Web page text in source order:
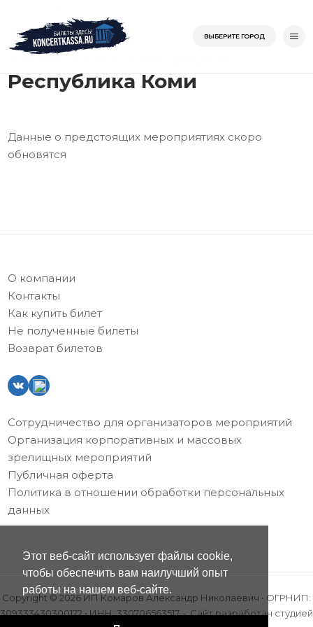
содержимому
Главная
ВЫБЕРИТЕ ГОРОД
Билеты на концерты:
Республика Коми
Данные о предстоящих мероприятиях скоро
обновятся
О компании
Контакты
Как купить билет
Не полученные билеты
Возврат билетов
Сотрудничество для организаторов мероприятий
Организация корпоративных и массовых
зрелищных мероприятий
Публичная оферта
Политика в отношении обработки персональных
данных
Copyright © 2026 ИП Комаров Александр Николаевич • ОГРНИП:
309333430300172 • ИНН: 330706563517
Сайт разработан студией
Этот веб-сайт использует файлы cookie,
чтобы обеспечить вам наилучший опыт
работы на нашем веб-сайте.